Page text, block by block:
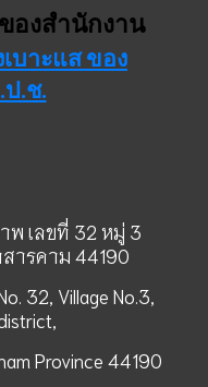
องสำนักงาน
บาะแส ของ
.ช.
พ เลขที่ 32 หมู่ 3
ารคาม 44190
32, Village No.3,
Province 44190